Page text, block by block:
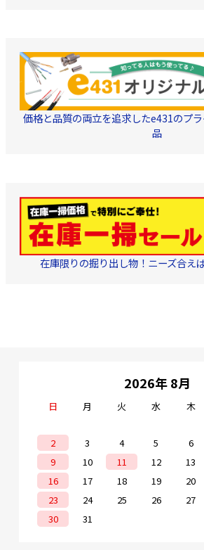
ァイバー：IN/φ0.25mm
素線、 OUT/【2分岐】2
心テープ×1、【4分岐】
4心テープ×1、【8分
岐】4心テープ×2、【16
分岐】8心テープ×2 ・リ
ードファイバー長：各
1.5m（全長3.4m）、コネ
荷前の測定で「挿入
失」「リターンロス
結果を全商品 パッケ
に記載し、目で性能
確認頂けるようにい
ました。
価格と品質の両立を追求したe431のプ
品
在庫限りの掘り出し物！ニーズ合え
2026年 8月
日 月 火 水 木
2
3 4 5 6
9
10 11 12 13
16
17 18 19 20
23
24 25 26 27
30
31